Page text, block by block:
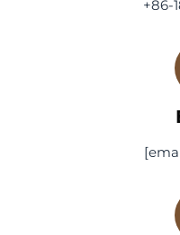
+86-